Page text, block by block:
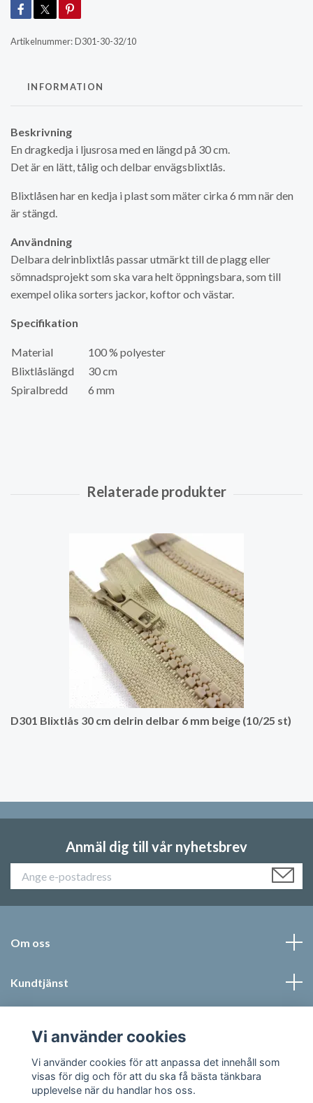
Artikelnummer:D301-30-32/10
INFORMATION
Beskrivning
En dragkedja i ljusrosa med en längd på 30 cm.
Det är en lätt, tålig och delbar envägsblixtlås.
Blixtlåsen har en kedja i plast som mäter cirka 6 mm när den
är stängd.
Användning
Delbara delrinblixtlås passar utmärkt till de plagg eller
sömnadsprojekt som ska vara helt öppningsbara, som till
exempel olika sorters jackor, koftor och västar.
Specifikation
Material
100 % polyester
Blixtlåslängd
30 cm
Spiralbredd
6 mm
D301 Blixtlås 30 cm delrin delbar 6 mm beige (10/25 st)
Anmäl dig till vår nyhetsbrev
Om oss
Kundtjänst
Sociala medier
Vi använder cookies
Vi använder cookies för att anpassa det innehåll som
visas för dig och för att du ska få bästa tänkbara
upplevelse när du handlar hos oss.